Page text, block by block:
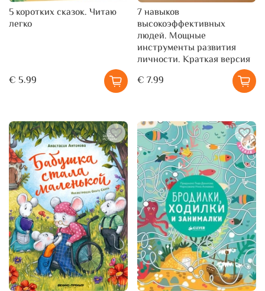
5 коротких сказок. Читаю
легко
€ 5.99
7 навыков
высокоэффективных
людей. Мощные
инструменты развития
личности. Краткая версия
€ 7.99